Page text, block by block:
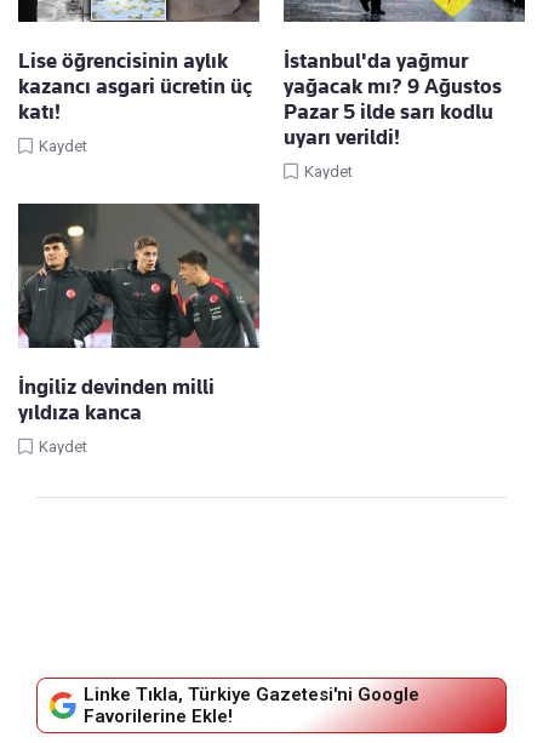
Lise öğrencisinin aylık
kazancı asgari ücretin üç
katı!
Kaydet
İstanbul'da yağmur
yağacak mı? 9 Ağustos
Pazar 5 ilde sarı kodlu
uyarı verildi!
Kaydet
İngiliz devinden milli
yıldıza kanca
Kaydet
Linke Tıkla, Türkiye Gazetesi'ni Google
Favorilerine Ekle!